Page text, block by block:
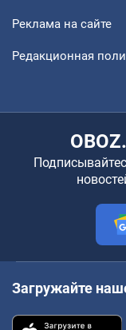
Реклама на сайте
Редакционная
Загружайте